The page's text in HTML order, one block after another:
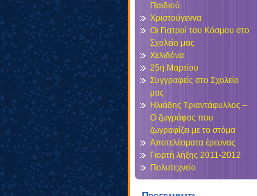
Παιδιού
Χριστούγεννα
Οι Γιατροί του Κόσμου στο
Σχολείο μας
Χελιδόνα
25η Μαρτίου
Συγγραφείς στο Σχολείο
μας
Ηλιάδης Τριαντάφυλλος –
Ο ζωγράφος που
ζωγραφίζει με το στόμα
Αποτελέσματα έρευνας
Γιορτή λήξης 2011-2012
Πολυτεχνείο